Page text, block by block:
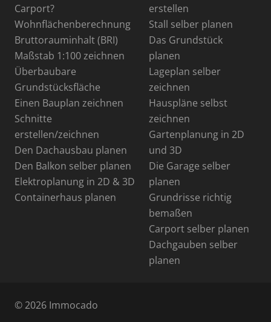
Carport?
Wohnflächenberechnung
Bruttorauminhalt (BRI)
Maßstab 1:100 zeichnen
Überbaubare
Grundstücksfläche
Einen Bauplan zeichnen
Schnitte
erstellen/zeichnen
Den Dachausbau planen
Den Balkon selber planen
Elektroplanung in 2D & 3D
Containerhaus planen
erstellen
Stall selber planen
Das Grundstück
planen
Lageplan selber
zeichnen
Hauspläne selbst
zeichnen
Gartenplanung in 2D
und 3D
Die Garage selber
planen
Grundrisse richtig
bemaßen
Carport selber planen
Dachgauben selber
planen
© 2026 Immocado